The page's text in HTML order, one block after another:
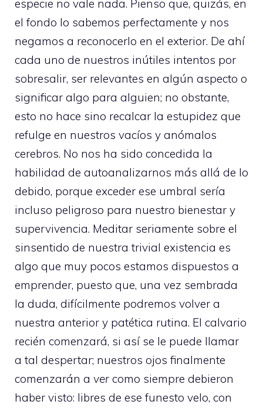
especie no vale nada. Pienso que, quizás, en
el fondo lo sabemos perfectamente y nos
negamos a reconocerlo en el exterior. De ahí
cada uno de nuestros inútiles intentos por
sobresalir, ser relevantes en algún aspecto o
significar algo para alguien; no obstante,
esto no hace sino recalcar la estupidez que
refulge en nuestros vacíos y anómalos
cerebros. No nos ha sido concedida la
habilidad de autoanalizarnos más allá de lo
debido, porque exceder ese umbral sería
incluso peligroso para nuestro bienestar y
supervivencia. Meditar seriamente sobre el
sinsentido de nuestra trivial existencia es
algo que muy pocos estamos dispuestos a
emprender, puesto que, una vez sembrada
la duda, difícilmente podremos volver a
nuestra anterior y patética rutina. El calvario
recién comenzará, si así se le puede llamar
a tal despertar; nuestros ojos finalmente
comenzarán a ver como siempre debieron
haber visto: libres de ese funesto velo, con